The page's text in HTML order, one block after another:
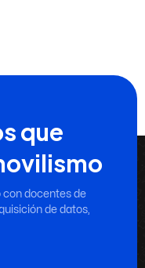
que
con docentes de
de datos,